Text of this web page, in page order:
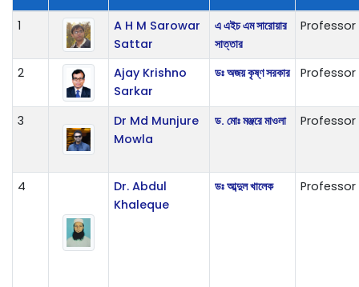
1
A H M Sarowar
Sattar
এ এইচ এম সারোয়ার
সাত্তার
Professor
2
Ajay Krishno
Sarkar
ডঃ অজয় কৃষ্ণ সরকার Professor
3
Dr Md Munjure
Mowla
ড. মোঃ মঞ্জরে মাওলা Professor
4
Dr. Abdul
Khaleque
ডঃ আব্দুল খালেক Professor